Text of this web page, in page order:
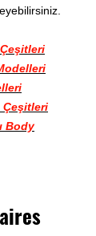
Çeşitleri
Body